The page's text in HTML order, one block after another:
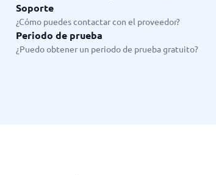
Soporte
¿Cómo puedes contactar con el proveedor?
Periodo de prueba
¿Puedo obtener un periodo de prueba gratuito?